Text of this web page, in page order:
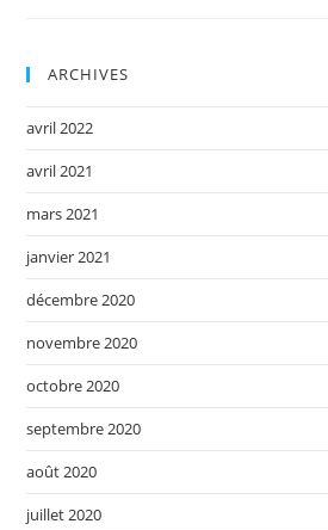
ARCHIVES
avril 2022
avril 2021
mars 2021
janvier 2021
décembre 2020
novembre 2020
octobre 2020
septembre 2020
août 2020
juillet 2020